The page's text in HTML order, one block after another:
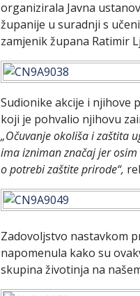
organizirala Javna
županije u suradnji s
zamjenik župana Ratimir
Sudionike akcije i njihove
koji je pohvalio njihovu
„Očuvanje okoliša i zaštita
ima izniman značaj jer
o potrebi zaštite prirode“,
Zadovoljstvo nastavkom
napomenula kako su
skupina životinja na